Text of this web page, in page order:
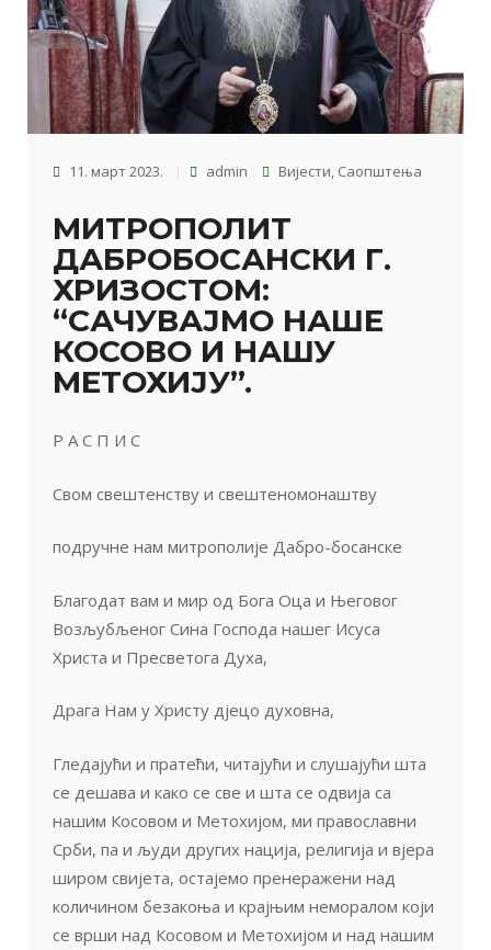
11. март 2023. admin Вијести, Саопштења
МИТРОПОЛИТ
ДАБРОБОСАНСКИ Г.
ХРИЗОСТОМ:
“САЧУВАЈМО НАШЕ
КОСОВО И НАШУ
МЕТОХИЈУ”.
Р А С П И С
Свом свештенству и свештеномонаштву
подручне нам митрополије Дабро-босанске
Благодат вам и мир од Бога Оца и Његовог
Возљубљеног Сина Господа нашег Исуса
Христа и Пресветога Духа,
Драга Нам у Христу дјецо духовна,
Гледајући и пратећи, читајући и слушајући шта
се дешава и како се све и шта се одвија са
нашим Косовом и Метохијом, ми православни
Срби, па и људи других нација, религија и вјера
широм свијета, остајемо пренеражени над
количином безакоња и крајњим неморалом који
се врши над Косовом и Метохијом и над нашим